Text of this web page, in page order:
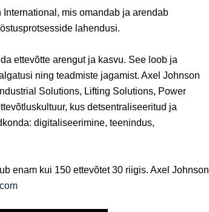
mis omandab ja arendab
lahendusi.
ettevõtte arengut ja kasvu. See loob ja
ning teadmiste jagamist. Axel Johnson
Solutions, Lifting Solutions, Power
kus detsentraliseeritud ja
digitaliseerimine, teenindus,
enam kui 150 ettevõtet 30 riigis. Axel Johnson